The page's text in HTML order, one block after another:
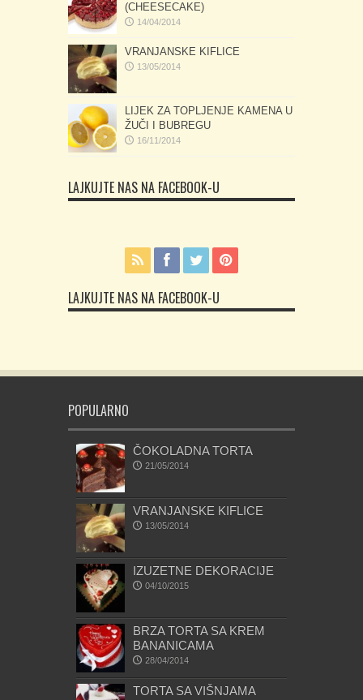
(CHEESECAKE)
14/04/2014
VRANJANSKE KIFLICE
13/05/2014
LIJEK ZA TOPLJENJE KAMENA U
ŽUČI I BUBREGU
16/11/2014
LAJKUJTE NAS NA FACEBOOK-U
LAJKUJTE NAS NA FACEBOOK-U
POPULARNO
ČOKOLADNA TORTA
21/05/2014
VRANJANSKE KIFLICE
13/05/2014
IZUZETNE DEKORACIJE
04/10/2015
BRZA TORTA SA KREM
BANANICAMA
28/04/2014
TORTA SA VIŠNJAMA